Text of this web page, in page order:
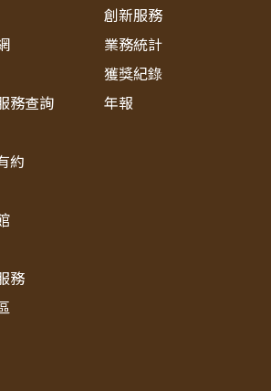
務查詢
約
務
創新服務
業務統計
獲獎紀錄
年報